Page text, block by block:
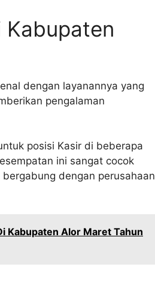
Kabupaten
dengan layanannya yang
pengalaman
posisi Kasir di beberapa
ini sangat cocok
dengan perusahaan
Kabupaten Alor Maret Tahun